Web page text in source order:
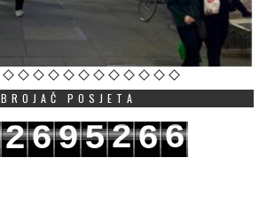
BROJAČ POSJETA
2695266